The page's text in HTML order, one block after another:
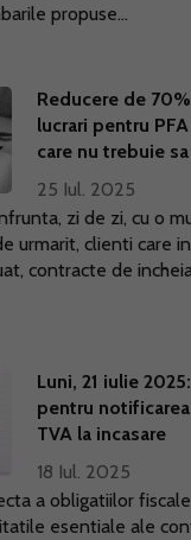
propuse...
Reducere de
lucrari pentru
care nu trebuie
25 Iul. 2025
zi de zi, cu o
urmarit, clienti care
contracte de
Luni, 21 iulie
pentru
TVA la incasare
18 Iul. 2025
a obligatiilor
esentiale ale